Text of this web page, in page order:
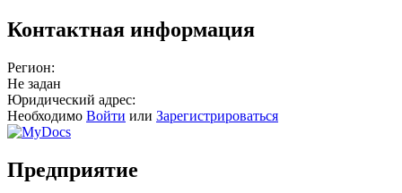
Контактная информация
Регион:
Не задан
Юридический адрес:
Необходимо Войти или Зарегистрироваться
Предприятие